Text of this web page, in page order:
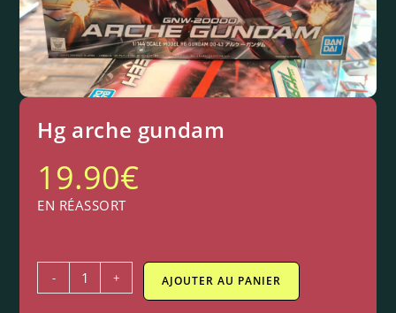
Hg arche gundam
19.90€
EN RÉASSORT
- + AJOUTER AU PANIER